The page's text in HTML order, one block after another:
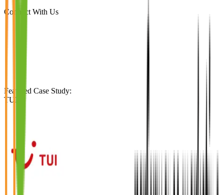
Connect With Us
Featured Case Study:
TUI